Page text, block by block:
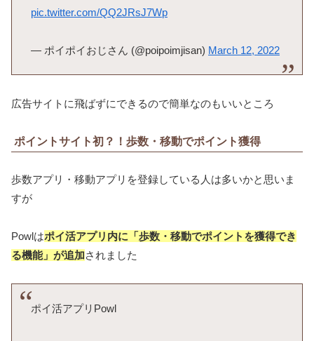
pic.twitter.com/QQ2JRsJ7Wp
— ポイポイおじさん (@poipoimjisan) March 12, 2022
広告サイトに飛ばずにできるので簡単なのもいいところ
ポイントサイト初？！歩数・移動でポイント獲得
歩数アプリ・移動アプリを登録している人は多いかと思いま
すが
Powlはポイ活アプリ内に「歩数・移動でポイントを獲得でき
る機能」が追加されました
ポイ活アプリPowl